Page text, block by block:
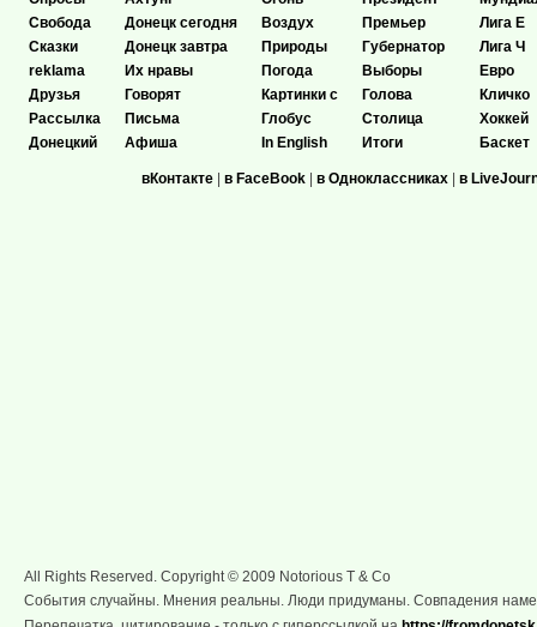
Свобода
Сказки
reklama
Друзья
Рассылка
Донецкий
Донецк сегодня
Донецк завтра
Их нравы
Говорят
Письма
Афиша
Воздух
Природы
Погода
Картинки с
Глобус
In English
Премьер
Губернатор
Выборы
Голова
Столица
Итоги
Лига Е
Лига Ч
Евро
Кличко
Хоккей
Баскет
вКонтакте | в FaceBook | в Одноклассниках | в
All Rights Reserved. Copyright © 2009 Notorious T & Co
События случайны. Мнения реальны. Люди придуманы. Совпадения